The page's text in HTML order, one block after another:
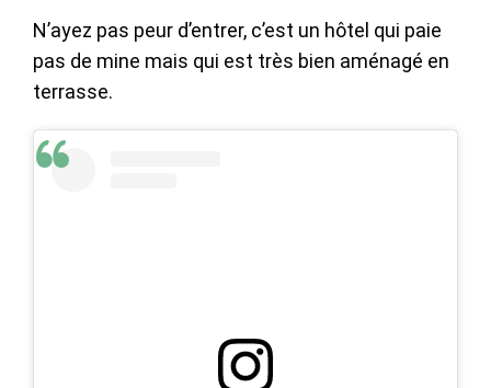
N’ayez pas peur d’entrer, c’est un hôtel qui paie
pas de mine mais qui est très bien aménagé en
terrasse.